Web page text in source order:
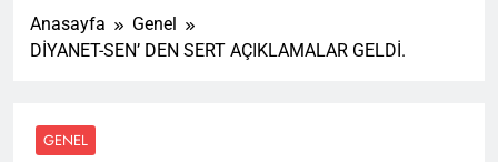
Anasayfa
Genel
DİYANET-SEN’ DEN SERT AÇIKLAMALAR GELDİ.
GENEL